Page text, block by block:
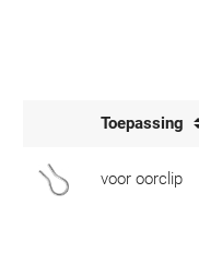
Toepassing
voor oorclip